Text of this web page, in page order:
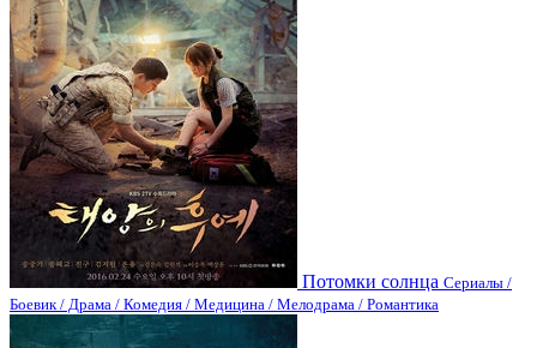
Потомки солнца Сериалы /
Боевик / Драма / Комедия / Медицина / Мелодрама / Романтика